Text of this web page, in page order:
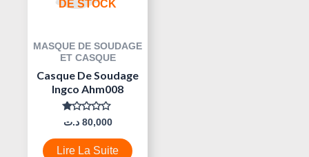
DE STOCK
MASQUE DE SOUDAGE
ET CASQUE
Casque De Soudage
Ingco Ahm008
Note
0
Sur
5
80,000 د.ت
Lire La Suite